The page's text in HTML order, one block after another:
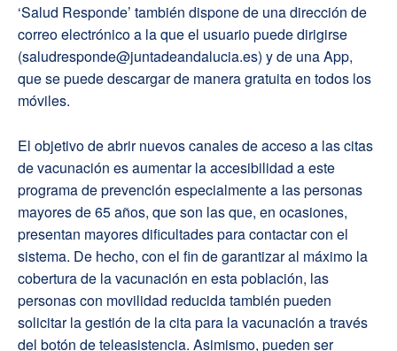
‘Salud Responde’ también dispone de una dirección de
correo electrónico a la que el usuario puede dirigirse
(saludresponde@juntadeandalucia.es) y de una App,
que se puede descargar de manera gratuita en todos los
móviles.
El objetivo de abrir nuevos canales de acceso a las citas
de vacunación es aumentar la accesibilidad a este
programa de prevención especialmente a las personas
mayores de 65 años, que son las que, en ocasiones,
presentan mayores dificultades para contactar con el
sistema. De hecho, con el fin de garantizar al máximo la
cobertura de la vacunación en esta población, las
personas con movilidad reducida también pueden
solicitar la gestión de la cita para la vacunación a través
del botón de teleasistencia. Asimismo, pueden ser